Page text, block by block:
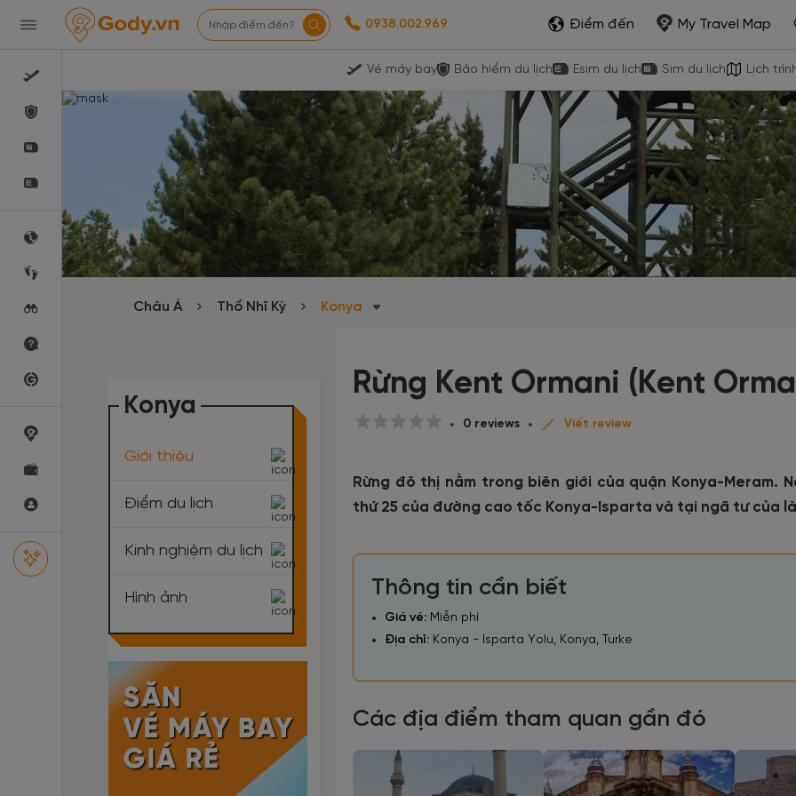
Nhập điểm đến? 0938.002.969 Điểm đến My Travel Map
Vé máy bay Bảo hiểm du lịch Esim du lịch Sim du lịch Lịch
Châu Á Thổ Nhĩ Kỳ Konya
Rừng Kent Ormani (Kent
0 reviews Viết review
Rừng đô thị nằm trong biên giới của quận Konya-Meram.
thứ 25 của đường cao tốc Konya-Isparta và tại ngã tư của
Thông tin cần biết
Giá vé: Miễn phí
Địa chỉ: Konya - Isparta Yolu, Konya, Turke
Các địa điểm tham quan gần đó
Konya
Giới thiệu
Điểm du lịch
Kinh nghiệm du lịch
Hình ảnh